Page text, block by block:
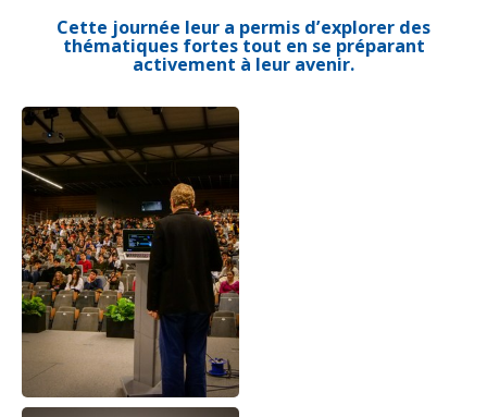
Cette journée leur a permis d’explorer des
thématiques fortes tout en se préparant
activement à leur avenir.